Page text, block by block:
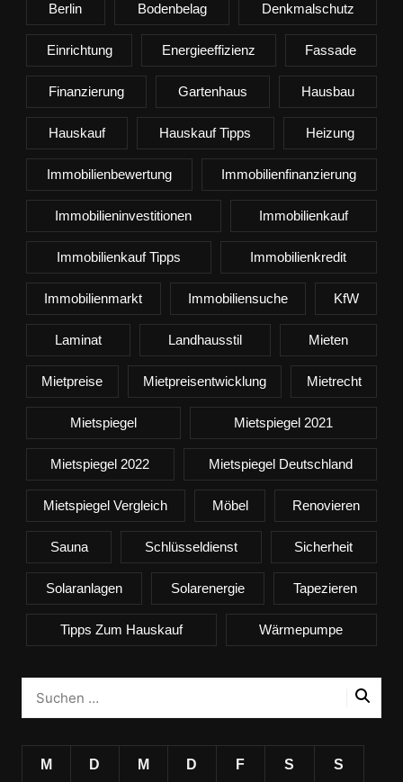
Berlin Bodenbelag Denkmalschutz
Einrichtung Energieeffizienz Fassade
Finanzierung Gartenhaus Hausbau
Hauskauf Hauskauf Tipps Heizung
Immobilienbewertung Immobilienfinanzierung
Immobilieninvestitionen Immobilienkauf
Immobilienkauf Tipps Immobilienkredit
Immobilienmarkt Immobiliensuche KfW
Laminat Landhausstil Mieten
Mietpreise Mietpreisentwicklung Mietrecht
Mietspiegel Mietspiegel 2021
Mietspiegel 2022 Mietspiegel Deutschland
Mietspiegel Vergleich Möbel Renovieren
Sauna Schlüsseldienst Sicherheit
Solaranlagen Solarenergie Tapezieren
Tipps Zum Hauskauf Wärmepumpe
M D M D F S S